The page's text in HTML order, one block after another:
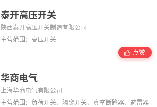
泰开高压开关
陕西泰开高压开关制造有限公司
主营范围：高压开关
点赞
华商电气
上海华商电气有限公司
主营范围：负荷开关、隔离开关、真空断路器、避雷器